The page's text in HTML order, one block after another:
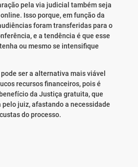
pela via judicial também seja
Isso porque, em função da
foram transferidas para o
e a tendência é que esse
ou mesmo se intensifique
ser a alternativa mais viável
recursos financeiros, pois é
da Justiça gratuita, que
pelo juiz, afastando a necessidade
do processo.